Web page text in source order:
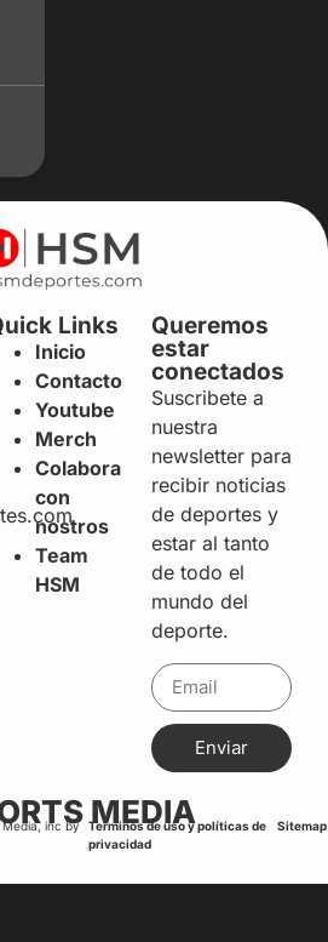
Links
Inicio
Contacto
Youtube
Merch
Colabora
con
nostros
Team
HSM
Queremos
estar
conectados
Suscribete a
nuestra
newsletter para
recibir noticias
de deportes y
estar al tanto
de todo el
mundo del
deporte.
Enviar
MEDIA
inc by Terminos de uso y políticas de
privacidad
Sitemap